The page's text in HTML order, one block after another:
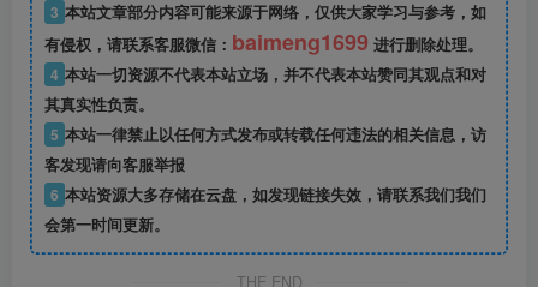
3 本站文章部分内容可能来源于网络，仅供大家学习与参考，如
有侵权，请联系客服微信： baimeng1699 进行删除处理。
4 本站一切资源不代表本站立场，并不代表本站赞同其观点和对
其真实性负责。
5 本站一律禁止以任何方式发布或转载任何违法的相关信息，访
客发现请向客服举报
6 本站资源大多存储在云盘，如发现链接失效，请联系我们我们
会第一时间更新。
THE END